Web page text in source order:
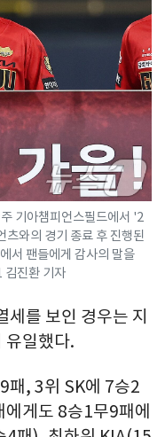
기아챔피언스필드에서 '2
와의 경기 종료 후 진행된
서 팬들에게 감사의 말을
진환 기자
를 보인 경우는 지
유일했다.
패, 3위 SK에 7승2
게도 8승1무9패에